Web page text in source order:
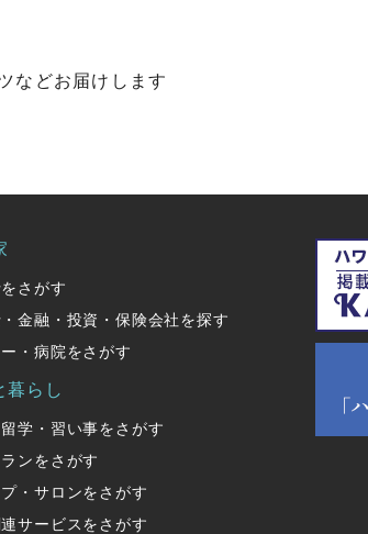
などお届けします
さがす
金融・投資・保険会社を探す
ー・病院をさがす
暮らし
学・習い事をさがす
ンをさがす
・サロンをさがす
サービスをさがす